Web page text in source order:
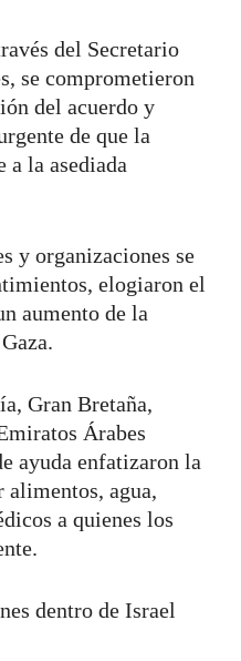
del Secretario
se comprometieron
del acuerdo y
de que la
a la asediada
y organizaciones se
elogiaron el
aumento de la
Gran Bretaña,
Árabes
ayuda enfatizaron la
alimentos, agua,
a quienes los
dentro de Israel